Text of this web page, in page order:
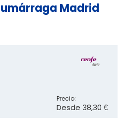
Madrid
Precio:
Desde 38,30 €